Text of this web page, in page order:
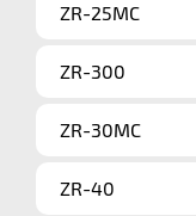
ZR-25MC
ZR-300
ZR-30MC
ZR-40